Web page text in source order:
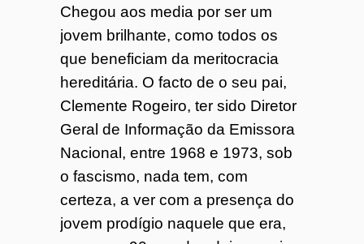
Chegou aos media por ser um
jovem brilhante, como todos os
que beneficiam da meritocracia
hereditária. O facto de o seu pai,
Clemente Rogeiro, ter sido Diretor
Geral de Informação da Emissora
Nacional, entre 1968 e 1973, sob
o fascismo, nada tem, com
certeza, a ver com a presença do
jovem prodígio naquele que era,